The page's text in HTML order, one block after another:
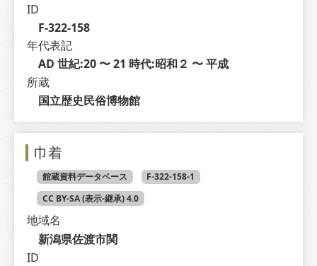
ID
F-322-158
年代表記
AD 世紀:20 〜 21 時代:昭和２ 〜 平成
所蔵
国立歴史民俗博物館
巾着
館蔵資料データベース
F-322-158-1
CC BY-SA (表示-継承) 4.0
地域名
新潟県佐渡市関
ID